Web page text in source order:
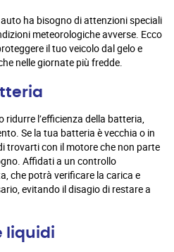
auto ha bisogno di attenzioni speciali
meteorologiche avverse. Ecco
il tuo veicolo dal gelo e
nelle giornate più fredde.
l’efficienza della batteria,
Se la tua batteria è vecchia o in
trovarti con il motore che non parte
Affidati a un controllo
che potrà verificare la carica e
evitando il disagio di restare a
liquidi